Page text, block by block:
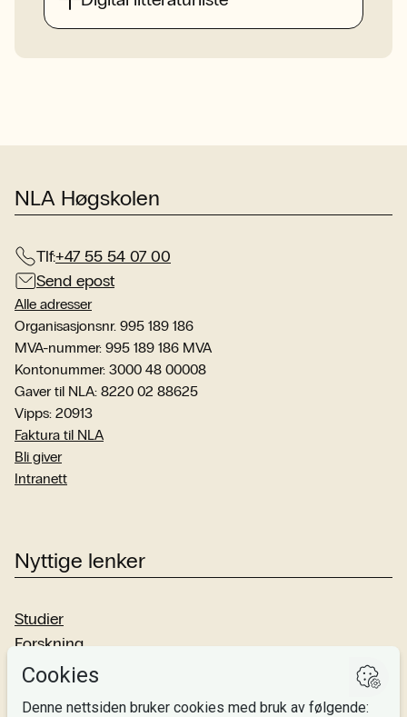
NLA Høgskolen
Tlf:+47 55 54 07 00
Send epost
Alle adresser
Organisasjonsnr. 995 189 186
MVA-nummer: 995 189 186 MVA
Kontonummer: 3000 48 00008
Gaver til NLA: 8220 02 88625
Vipps: 20913
Faktura til NLA
Bli giver
Intranett
Nyttige lenker
Studier
Forskning
Om oss